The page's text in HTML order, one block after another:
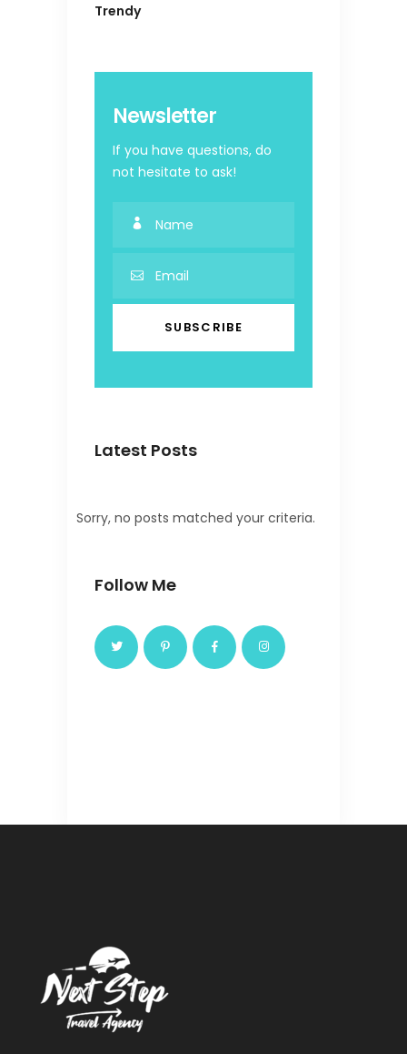
Trendy
Newsletter
If you have questions, do
not hesitate to ask!
Latest Posts
Sorry, no posts matched your criteria.
Follow Me